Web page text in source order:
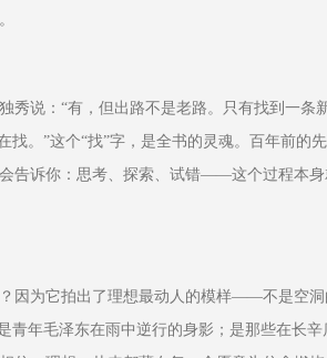
秀说：“有，但出路不是老路。只有找到一条
。”这个“找”字，是全书的灵魂。百年前的先
告诉你：思考、探索、试错——这个过程本身
因为它拍出了理想最动人的模样——不是空洞
青年毛泽东在雨中逆行的身影；是那些在长